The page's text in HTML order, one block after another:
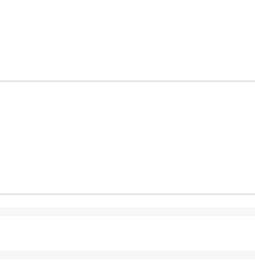
棄してたのでその方法はダメなのか？と